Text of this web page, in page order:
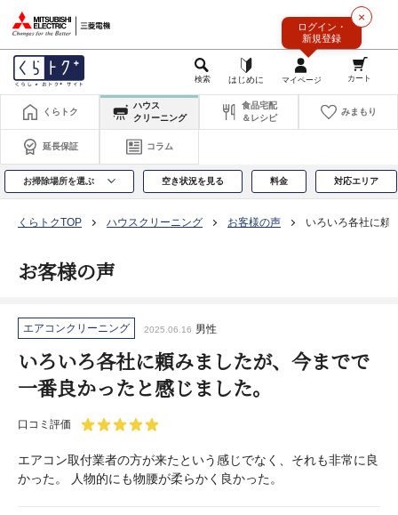
×
ログイン・
新規登録
くらトク
ハウス
クリーニング
食品宅配
＆レシピ
みまもり
延長保証 コラム
お掃除場所を選ぶ 空き状況を見る 料金 対応エリア
くらトクTOP ハウスクリーニング お客様の声 いろいろ各社に頼
お客様の声
エアコンクリーニング 2025.06.16 男性
いろいろ各社に頼みましたが、今までで
一番良かったと感じました。
口コミ評価
エアコン取付業者の方が来たという感じでなく、それも非常に良
かった。 人物的にも物腰が柔らかく良かった。